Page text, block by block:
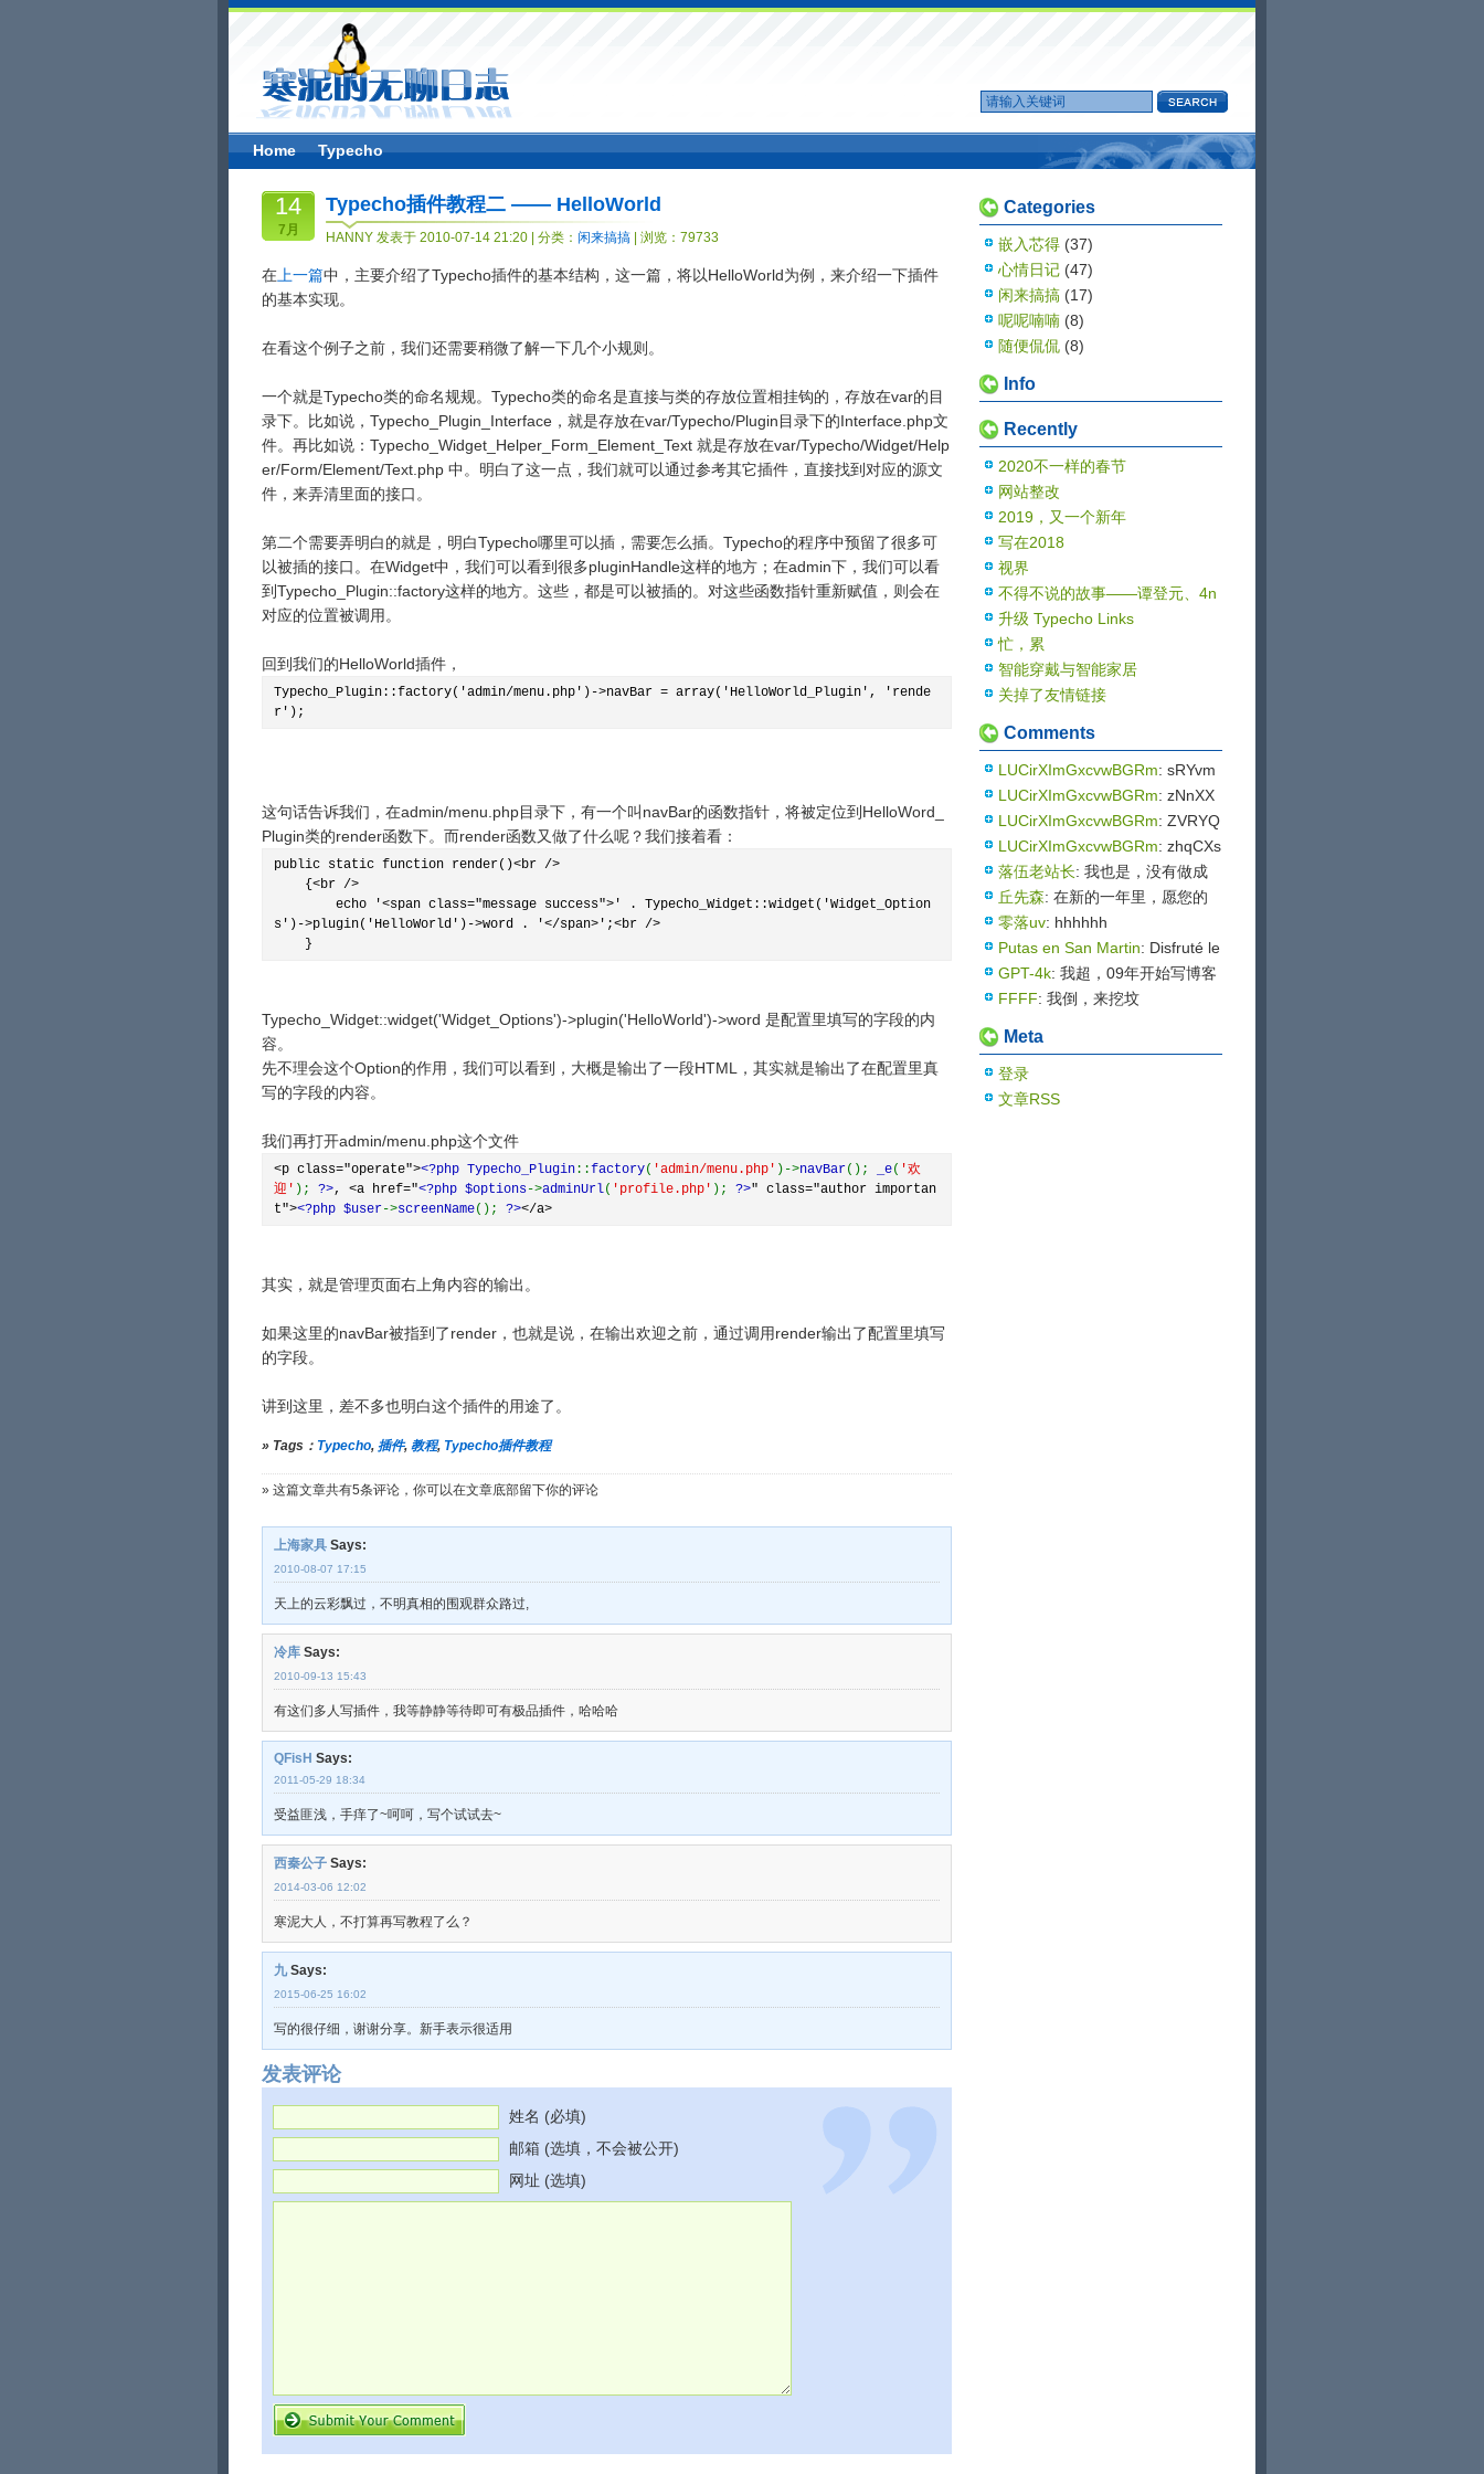
Home Typecho
14
7月
Typecho插件教程二 —— HelloWorld
HANNY 发表于 2010-07-14 21:20 | 分类： 闲来搞搞 | 浏览：79733
在 上一篇中，主要介绍了Typecho插件的基本结构，这一篇，将以HelloWorld为例，来介绍一下插件
的基本实现。
在看这个例子之前，我们还需要稍微了解一下几个小规则。
一个就是Typecho类的命名规规。Typecho类的命名是直接与类的存放位置相挂钩的，存放在var的目
录下。比如说，Typecho_Plugin_Interface，就是存放在var/Typecho/Plugin目录下的Interface.php文
件。再比如说：Typecho_Widget_Helper_Form_Element_Text 就是存放在var/Typecho/Widget/Help
er/Form/Element/Text.php 中。明白了这一点，我们就可以通过参考其它插件，直接找到对应的源文
件，来弄清里面的接口。
第二个需要弄明白的就是，明白Typecho哪里可以插，需要怎么插。Typecho的程序中预留了很多可
以被插的接口。在Widget中，我们可以看到很多pluginHandle这样的地方；在admin下，我们可以看
到Typecho_Plugin::factory这样的地方。这些，都是可以被插的。对这些函数指针重新赋值，则会在
对应的位置被调用。
回到我们的HelloWorld插件，
Typecho_Plugin::factory('admin/menu.php')->navBar = array('HelloWorld_Plugin', 'rende
r');
这句话告诉我们，在admin/menu.php目录下，有一个叫navBar的函数指针，将被定位到HelloWord_
Plugin类的render函数下。而render函数又做了什么呢？我们接着看：
public static function render()<br />
{<br />
echo '<span class="message success">' . Typecho_Widget::widget('Widget_Option
s')->plugin('HelloWorld')->word . '</span>';<br />
}
Typecho_Widget::widget('Widget_Options')->plugin('HelloWorld')->word 是配置里填写的字段的内
容。
先不理会这个Option的作用，我们可以看到，大概是输出了一段HTML，其实就是输出了在配置里真
写的字段的内容。
我们再打开admin/menu.php这个文件
<p class="operate"><?php Typecho_Plugin ::factory( 'admin/menu.php' )->navBar(); _e( '欢
迎' ); ?>, <a href="<?php $options->adminUrl( 'profile.php' ); ?>" class="author importan
t"><?php $user->screenName(); ?></a>
其实，就是管理页面右上角内容的输出。
如果这里的navBar被指到了render，也就是说，在输出欢迎之前，通过调用render输出了配置里填写
的字段。
讲到这里，差不多也明白这个插件的用途了。
» Tags： Typecho, 插件, 教程, Typecho插件教程
» 这篇文章共有5条评论，你可以在文章底部留下你的评论
上海家具 Says:
2010-08-07 17:15
天上的云彩飘过，不明真相的围观群众路过,
冷库 Says:
2010-09-13 15:43
有这们多人写插件，我等静静等待即可有极品插件，哈哈哈
QFisH Says:
2011-05-29 18:34
受益匪浅，手痒了~呵呵，写个试试去~
西秦公子 Says:
2014-03-06 12:02
寒泥大人，不打算再写教程了么？
九Says:
2015-06-25 16:02
写的很仔细，谢谢分享。新手表示很适用
发表评论
姓名 (必填)
邮箱 (选填，不会被公开)
网址 (选填)
Categories
嵌入芯得 (37)
心情日记 (47)
闲来搞搞 (17)
呢呢喃喃 (8)
随便侃侃 (8)
Info
Recently
2020不一样的春节
网站整改
2019，又一个新年
写在2018
视界
不得不说的故事——谭登元、4n
gel与Sablog
升级 Typecho Links
忙，累
智能穿戴与智能家居
关掉了友情链接
Comments
LUCirXImGxcvwBGRm: sRYvm
mQRDzyuyhex
LUCirXImGxcvwBGRm: zNnXX
hhbEsWxICygDkrUXux
LUCirXImGxcvwBGRm: ZVRYQ
NTiycBqHmetcHb
LUCirXImGxcvwBGRm: zhqCXs
ShBKeHXUuwte
落伍老站长: 我也是，没有做成
功哪怕一个站点 钱花了大几万
丘先森: 在新的一年里，愿您的
一路走来，美景相伴，幸福相
随。祝您元旦快乐，万事如意！
零落uv: hhhhhh
Putas en San Martin: Disfruté le
yendo la entrada de tu blog. tu
blog...
GPT-4k: 我超，09年开始写博客
的大佬
FFFF: 我倒，来挖坟
Meta
登录
文章RSS